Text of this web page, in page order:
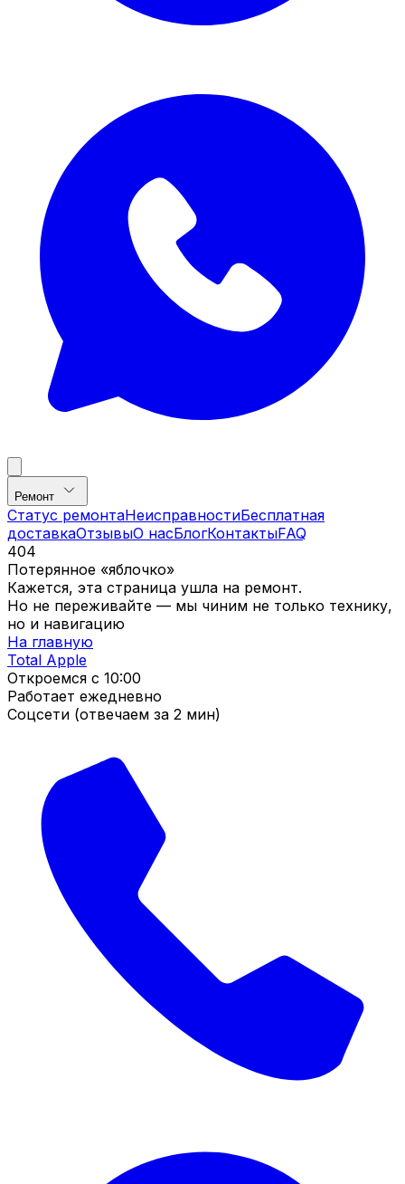
Ремонт
Статус ремонтаНеисправностиБесплатная
доставкаОтзывыО насБлогКонтактыFAQ
404
Потерянное «яблочко»
Кажется, эта страница ушла на ремонт.
Но не переживайте — мы чиним не только технику,
но и навигацию
На главную
Total Apple
Откроемся с 10:00
Работает ежедневно
Соцсети (отвечаем за 2 мин)